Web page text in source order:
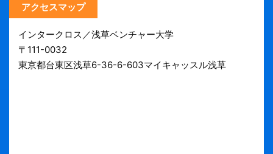
アクセスマップ
インタークロス／浅草ベンチャー大学
〒111-0032
東京都台東区浅草6-36-6-603マイキャッスル浅草